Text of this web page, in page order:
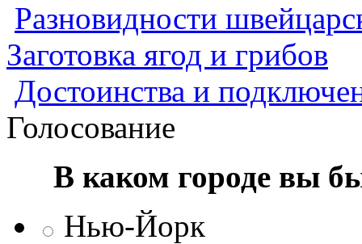
Разновидности
Заготовка ягод и грибов
Достоинства и
Голосование
В каком городе вы
Нью-Йорк